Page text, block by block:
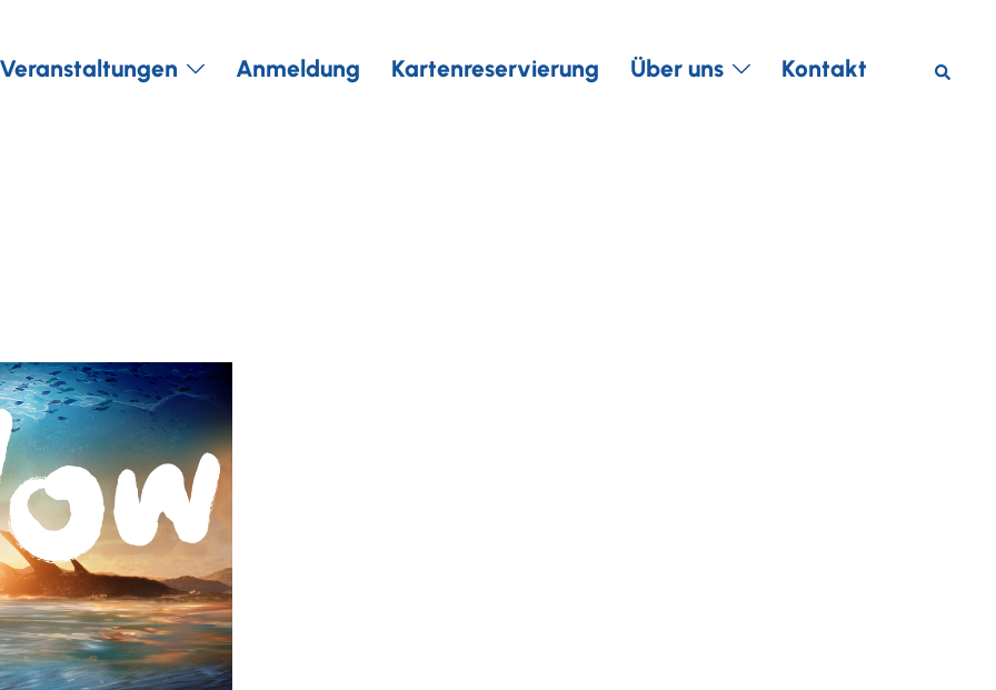
Veranstaltungen Anmeldung Kartenreservierung Über uns Kontakt Suche